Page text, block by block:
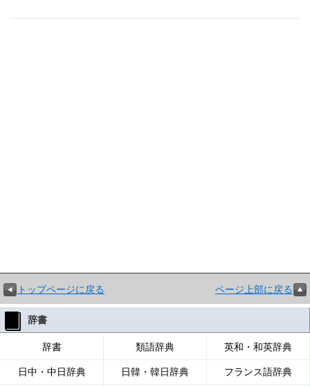
トップページに戻る ページ上部に戻る
辞書
辞書 類語辞典 英和・和英辞典
日中・中日辞典 日韓・韓日辞典 フランス語辞典